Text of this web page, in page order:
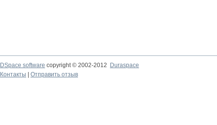
DSpace software copyright © 2002-2012
Duraspace
Контакты
Отправить отзыв